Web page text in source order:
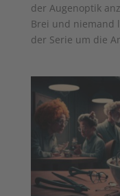
der Augenoptik
Brei und niemand
der Serie um die